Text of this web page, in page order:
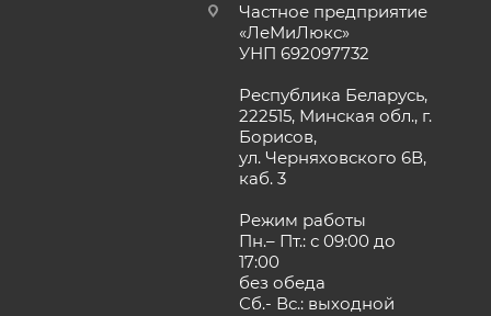
Частное предприятие
«ЛеМиЛюкс»
УНП 692097732
Республика Беларусь,
222515, Минская обл., г.
Борисов,
ул. Черняховского 6В,
каб. 3
Режим работы
Пн.– Пт.: с 09:00 до
17:00
без обеда
Сб.- Вс.: выходной